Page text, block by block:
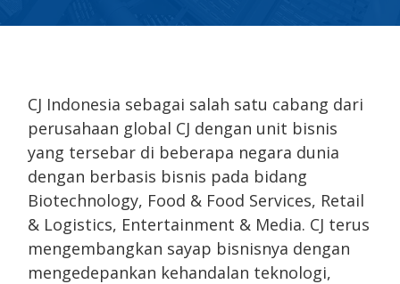
CJ Indonesia sebagai salah satu cabang dari
perusahaan global CJ dengan unit bisnis
yang tersebar di beberapa negara dunia
dengan berbasis bisnis pada bidang
Biotechnology, Food & Food Services, Retail
& Logistics, Entertainment & Media. CJ terus
mengembangkan sayap bisnisnya dengan
mengedepankan kehandalan teknologi,